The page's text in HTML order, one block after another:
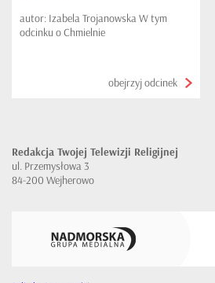
autor: Izabela Trojanowska W tym
odcinku o Chmielnie
obejrzyj odcinek
Redakcja Twojej Telewizji Religijnej
ul. Przemysłowa 3
84-200 Wejherowo